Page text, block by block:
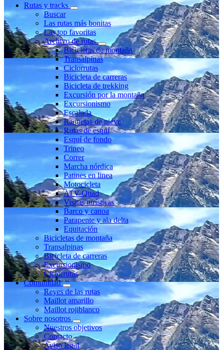
Rutas y tracks
Buscar
Las rutas más bonitas
Las top favoritas
Archivo de rutas
Bicicletas de montaña
Transalpinas
Ciclorrutas
Bicicleta de carreras
Bicicleta de trekking
Excursión por la montaña
Excursionismo
Escalada
Raquetas de nieve
Rutas de esquí
Esquí de fondo
Trineo
Correr
Marcha nórdica
Patines en linea
Motocicleta
ATV-Quad
Visitas turísticas
Barco y canoa
Parapente y ala delta
Equitación
Bicicletas de montaña
Transalpinas
Bicicleta de carreras
Excursionismo
Ciclorrutas
Comunidad
Reyes de las rutas
Maillot amarillo
Maillot rojiblanco
Sobre nosotros
Nuestros objetivos
Contacto
Aviso legal